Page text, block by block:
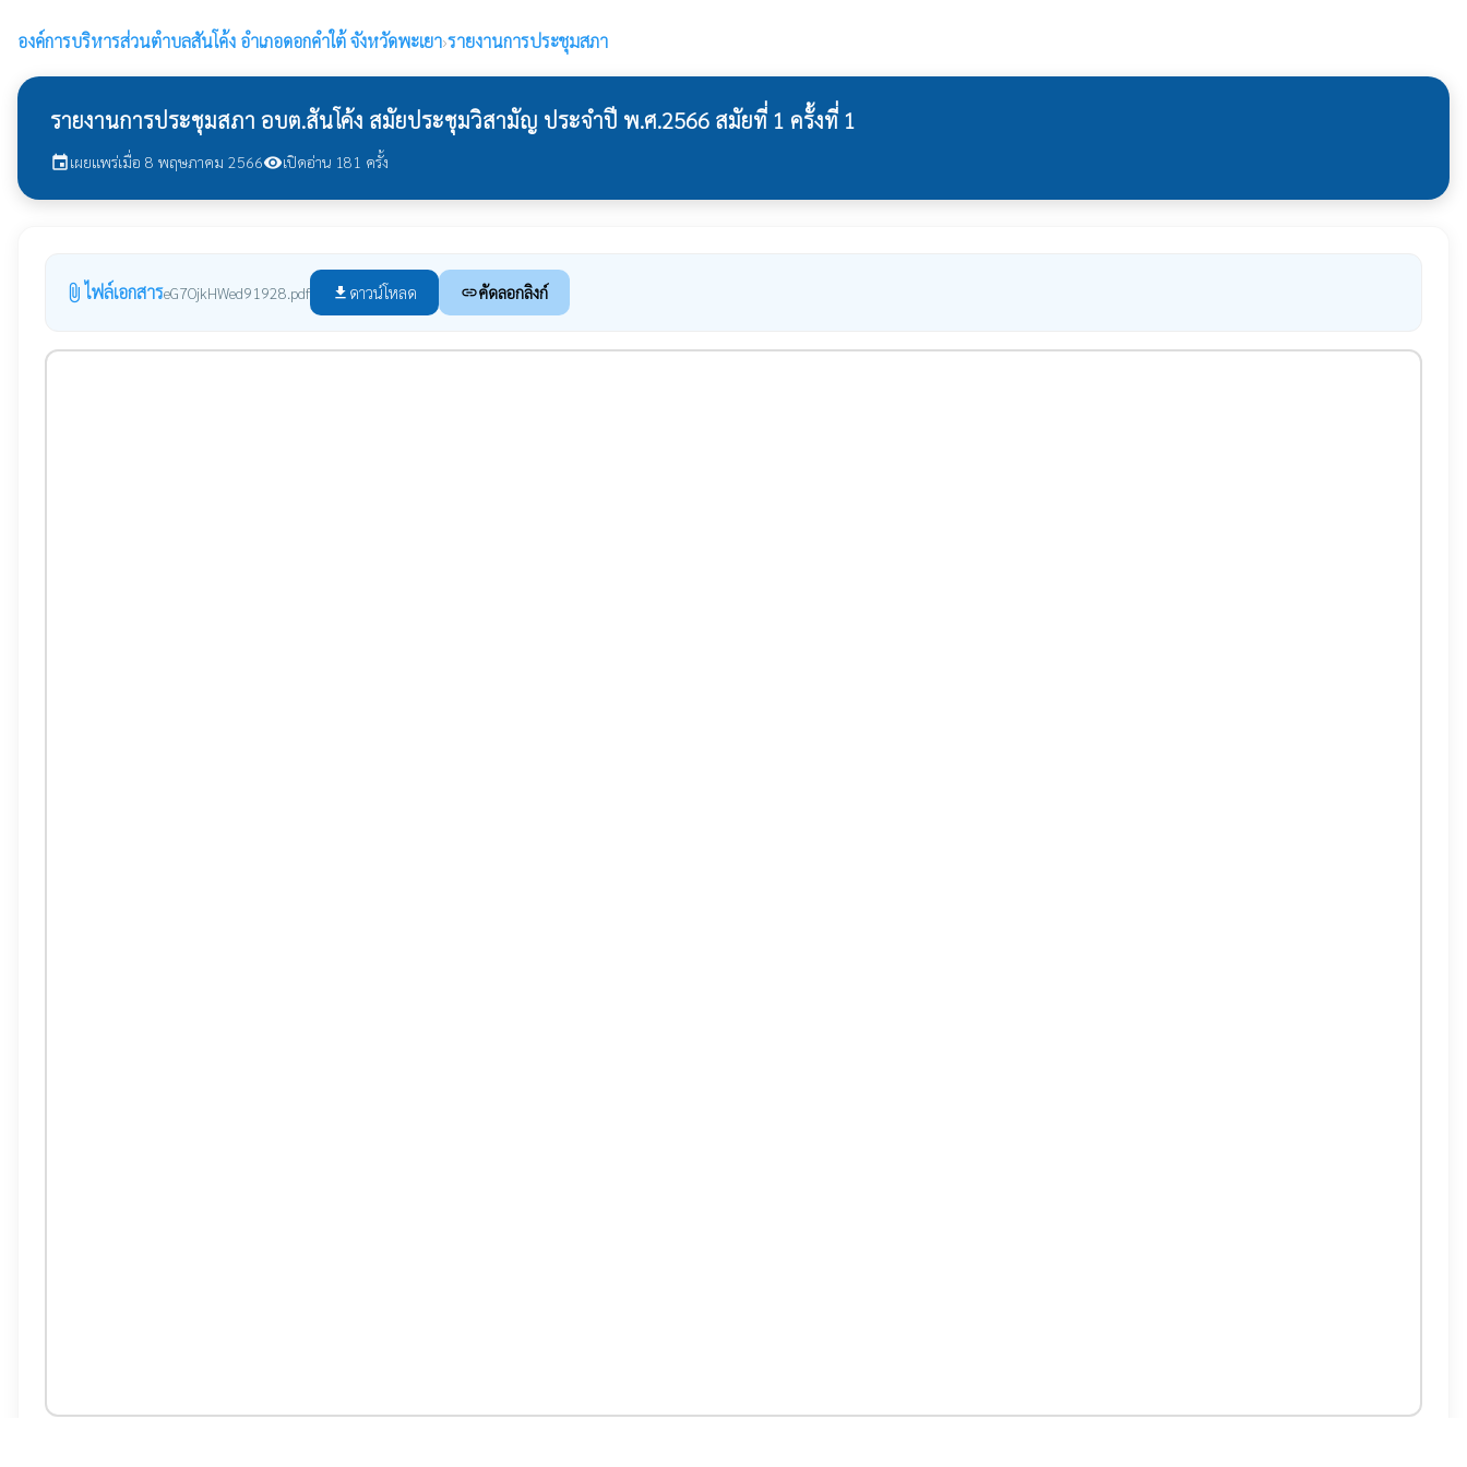
องค์การบริหารส่วนตำบลสันโค้ง อำเภอดอกคำใต้ จังหวัดพะเยา›รายงานการประชุมสภา
รายงานการประชุมสภา อบต.สันโค้ง สมัยประชุมวิสามัญ ประจำปี พ.ศ.2566 สมัยที่ 1 ครั้งที่ 1
eventเผยแพร่เมื่อ 8 พฤษภาคม 2566visibilityเปิดอ่าน 181 ครั้ง
attach_file ไฟล์เอกสารeG7OjkHWed91928.pdf file_download ดาวน์โหลด linkคัดลอกลิงก์